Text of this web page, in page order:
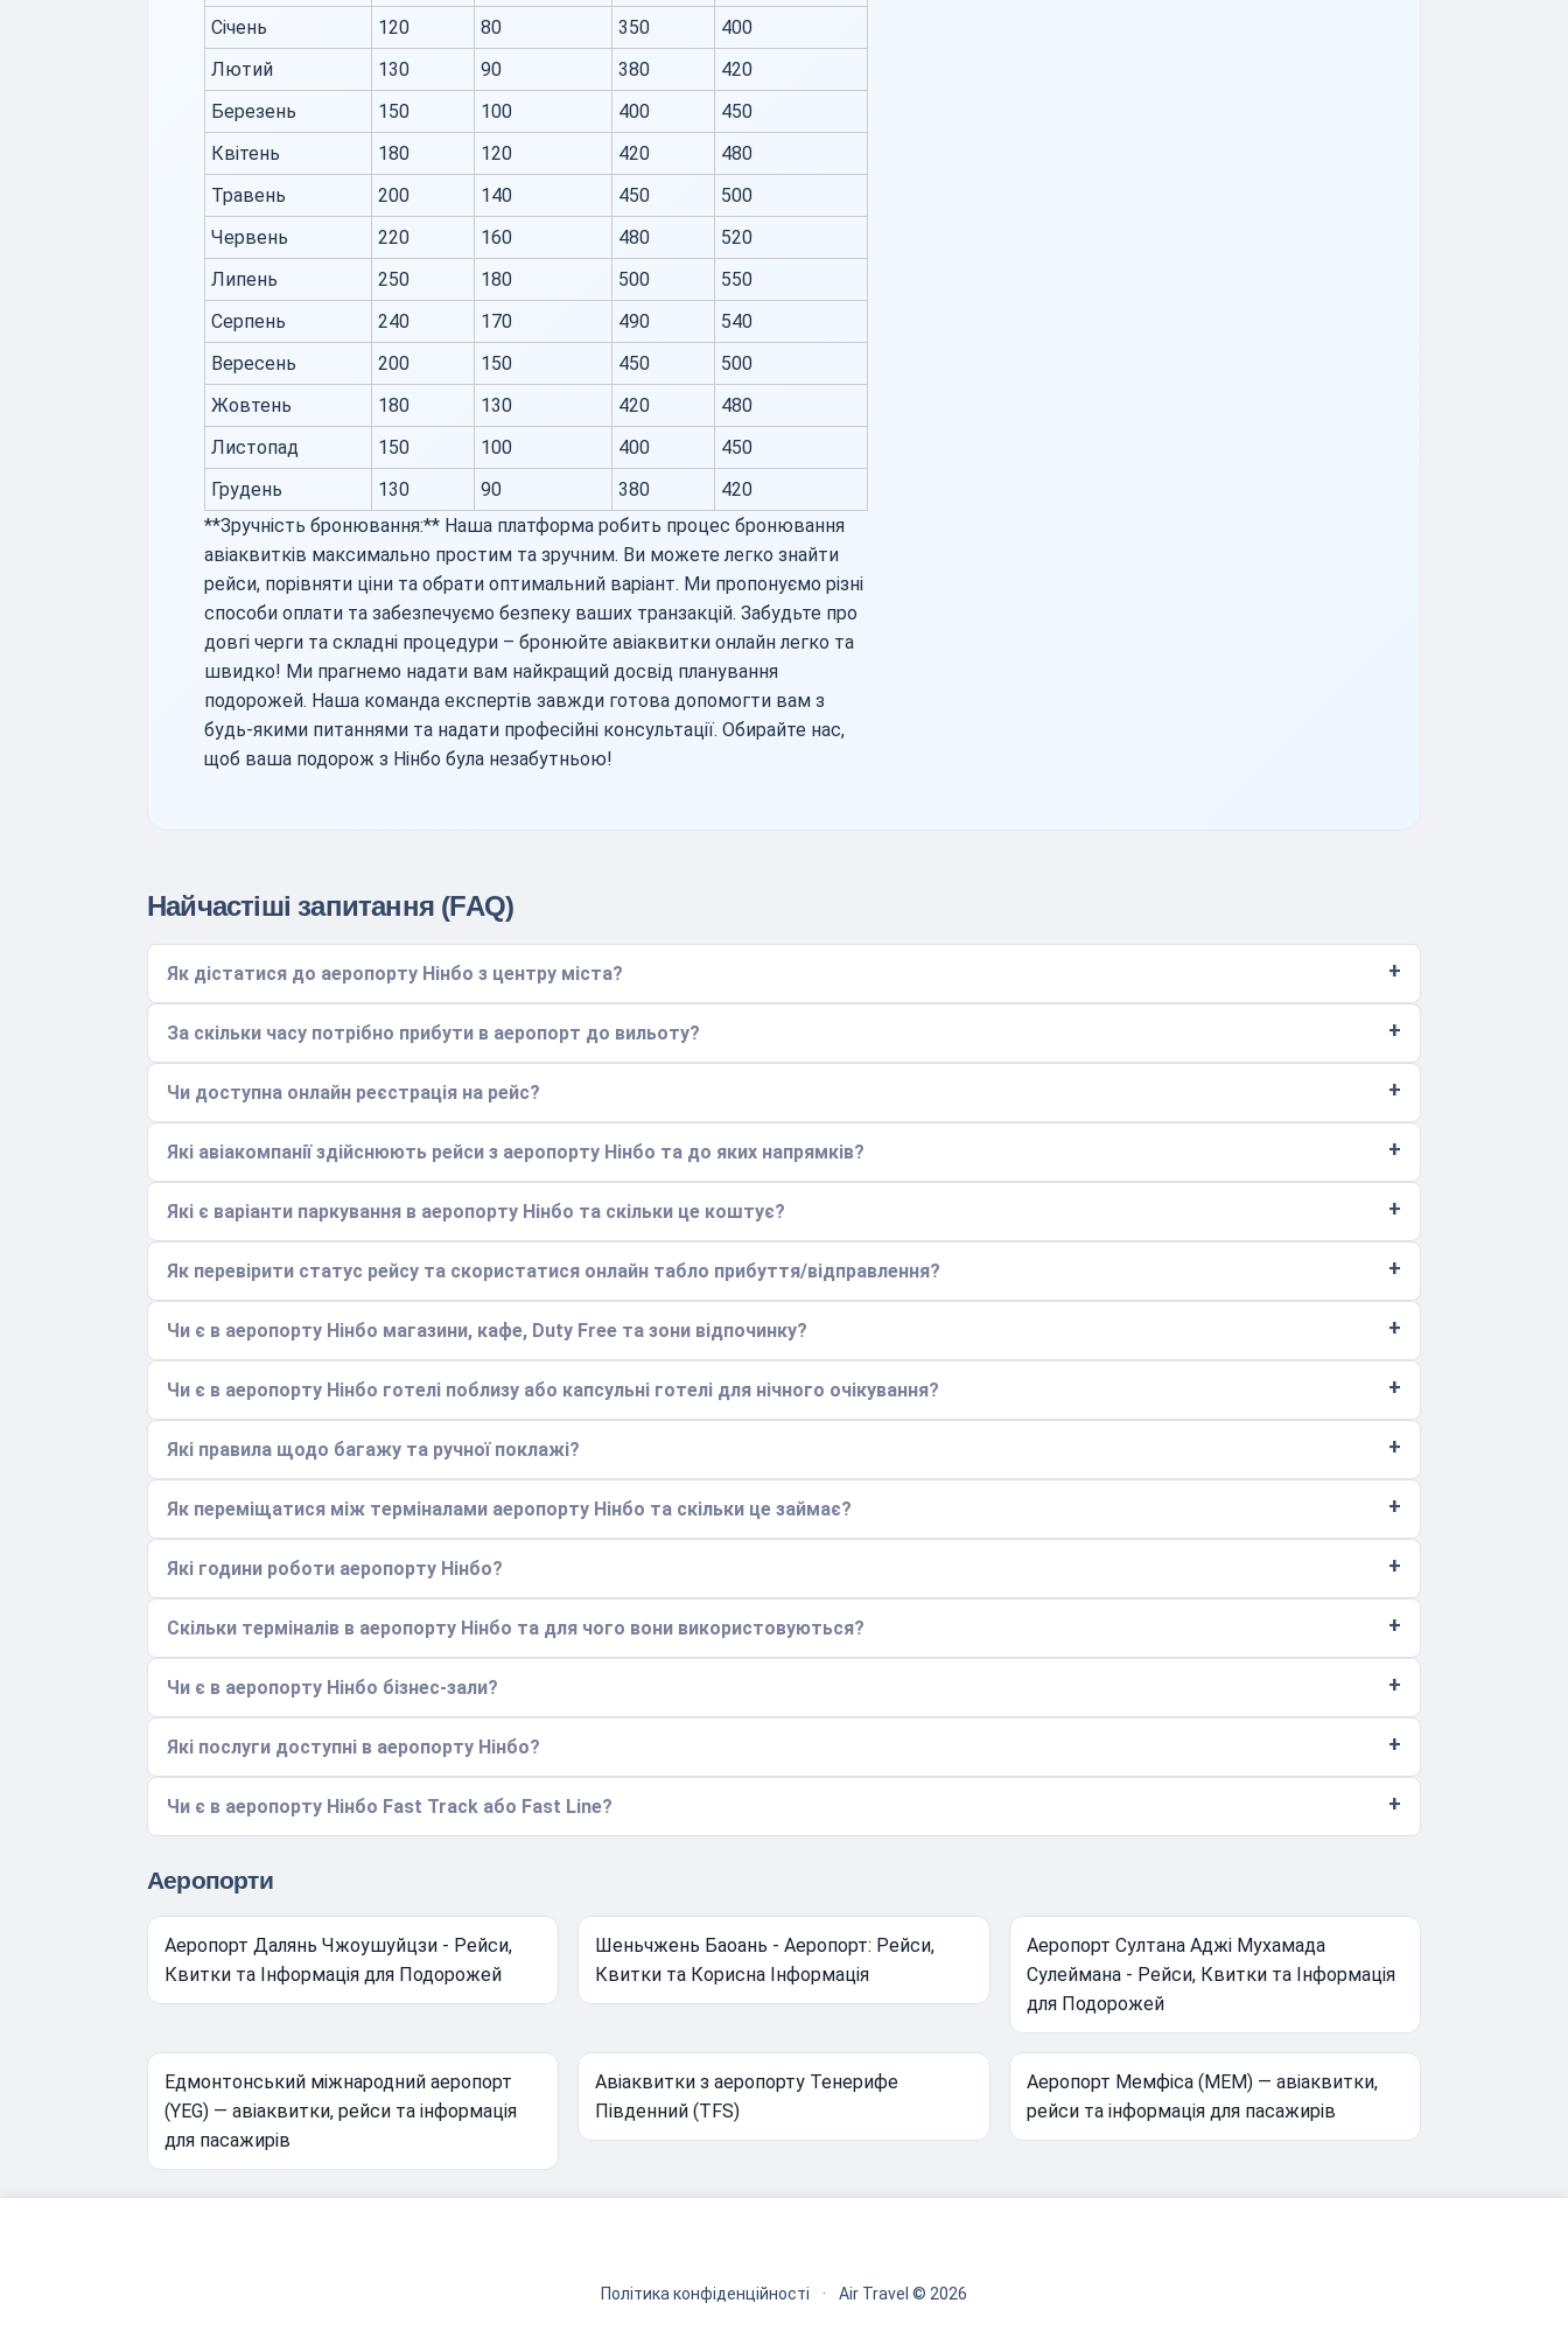
Січень
120 80 350
400
Лютий
130 90 380
420
Березень
150 100 400
450
Квітень
180 120 420
480
Травень
200 140 450
500
Червень
220 160 480
520
Липень
250 180 500
550
Серпень
240 170 490
540
Вересень
200 150 450
500
Жовтень
180 130 420
480
Листопад
150 100 400
450
Грудень
130 90 380
420
**Зручність бронювання:** Наша платформа робить процес бронювання
авіаквитків максимально простим та зручним. Ви можете легко знайти
рейси, порівняти ціни та обрати оптимальний варіант. Ми пропонуємо різні
способи оплати та забезпечуємо безпеку ваших транзакцій. Забудьте про
довгі черги та складні процедури – бронюйте авіаквитки онлайн легко та
швидко! Ми прагнемо надати вам найкращий досвід планування
подорожей. Наша команда експертів завжди готова допомогти вам з
будь-якими питаннями та надати професійні консультації. Обирайте нас,
щоб ваша подорож з Нінбо була незабутньою!
Найчастіші запитання (FAQ)
Як дістатися до аеропорту Нінбо з центру міста?
За скільки часу потрібно прибути в аеропорт до вильоту?
Чи доступна онлайн реєстрація на рейс?
Які авіакомпанії здійснюють рейси з аеропорту Нінбо та до яких напрямків?
Які є варіанти паркування в аеропорту Нінбо та скільки це коштує?
Як перевірити статус рейсу та скористатися онлайн табло прибуття/відправлення?
Чи є в аеропорту Нінбо магазини, кафе, Duty Free та зони відпочинку?
Чи є в аеропорту Нінбо готелі поблизу або капсульні готелі для нічного очікування?
Які правила щодо багажу та ручної поклажі?
Як переміщатися між терміналами аеропорту Нінбо та скільки це займає?
Які години роботи аеропорту Нінбо?
Скільки терміналів в аеропорту Нінбо та для чого вони використовуються?
Чи є в аеропорту Нінбо бізнес-зали?
Які послуги доступні в аеропорту Нінбо?
Чи є в аеропорту Нінбо Fast Track або Fast Line?
Аеропорти
Аеропорт Далянь Чжоушуйцзи - Рейси,
Квитки та Інформація для Подорожей
Шеньчжень Баоань - Аеропорт: Рейси,
Квитки та Корисна Інформація
Аеропорт Султана Аджі Мухамада
Сулеймана - Рейси, Квитки та Інформація
для Подорожей
Едмонтонський міжнародний аеропорт
(YEG) — авіаквитки, рейси та інформація
для пасажирів
Авіаквитки з аеропорту Тенерифе
Південний (TFS)
Аеропорт Мемфіса (MEM) — авіаквитки,
рейси та інформація для пасажирів
Політика конфіденційності · Air Travel © 2026